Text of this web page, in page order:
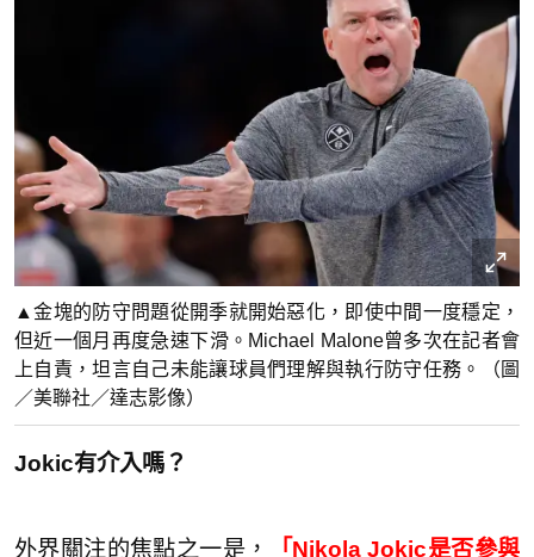
▲金塊的防守問題從開季就開始惡化，即使中間一度穩定，
但近一個月再度急速下滑。Michael Malone曾多次在記者會
上自責，坦言自己未能讓球員們理解與執行防守任務。（圖
／美聯社／達志影像）
Jokic有介入嗎？
外界關注的焦點之一是， 「Nikola Jokic是否參與